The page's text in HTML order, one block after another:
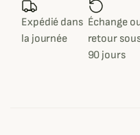
Expédié dans
la journée
Échange
retour
90 jours